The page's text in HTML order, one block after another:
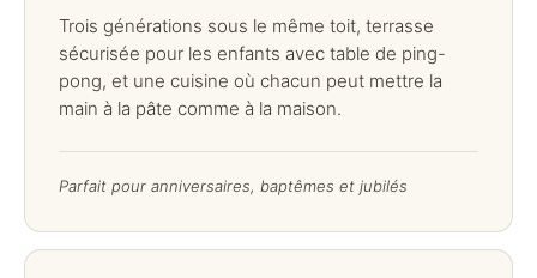
Trois générations sous le même toit, terrasse
sécurisée pour les enfants avec table de ping-
pong, et une cuisine où chacun peut mettre la
main à la pâte comme à la maison.
Parfait pour anniversaires, baptêmes et jubilés